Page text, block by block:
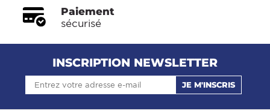
Paiement
sécurisé
INSCRIPTION NEWSLETTER
JE M'INSCRIS